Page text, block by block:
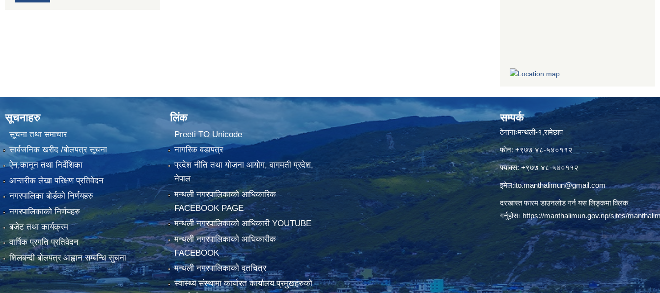
सूचनाहरु
सूचना तथा समाचार
सार्वजनिक खरीद /बोलपत्र सूचना
ऐन,कानून तथा निर्देशिका
आन्तरीक लेखा परिक्षण प्रतिवेदन
नगरपालिका बोर्डको निर्णयहरु
नगरपालिकाको निर्णयहरु
बजेट तथा कार्यक्रम
वार्षिक प्रगति प्रतिवेदन
शिलबन्दी बोलपत्र आह्वान सम्बन्धि सुचना
लिंक
Preeti TO Unicode
नागरिक वडापत्र
प्रदेश नीति तथा योजना आयोग, वागमती प्रदेश,
नेपाल
मन्थली नगरपालिकाको आधिकारिक
FACEBOOK PAGE
मन्थली नगरपालिकाको आधिकारी YOUTUBE
मन्थली नगरपालिकाको आधिकारीक
FACEBOOK
मन्थली नगरपालिकाको वृतचित्र
स्वास्थ्य संस्थामा कार्यारत कार्यालय प्रमुखहरुको
सम्पर्क
ठेगानाःमन्थली-१,रामेछाप
फोन: +९७७ ४८-५४०११२
फ्याक्स: +९७७ ४८-५४०११२
इमेल:ito.manthalimun@gmail.com
दरखास्त फारम डाउनलोड गर्न यस लिङ्कमा क्लिक
गर्नुहोसः https://manthalimun.gov.np/sites/